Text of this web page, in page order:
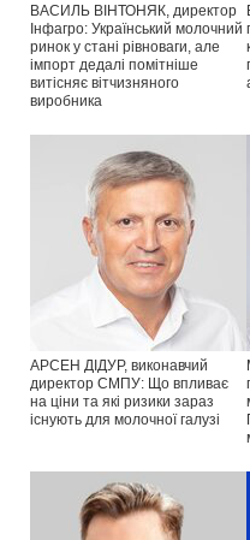
ВАСИЛЬ ВІНТОНЯК, директор
Інфагро: Український молочний
ринок у стані рівноваги, але
імпорт дедалі помітніше
витісняє вітчизняного
виробника
АРСЕН ДІДУР, виконавчий
директор СМПУ: Що впливає
на ціни та які ризики зараз
існують для молочної галузі